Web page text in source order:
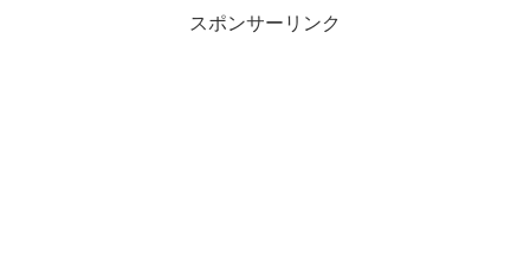
スポンサーリンク